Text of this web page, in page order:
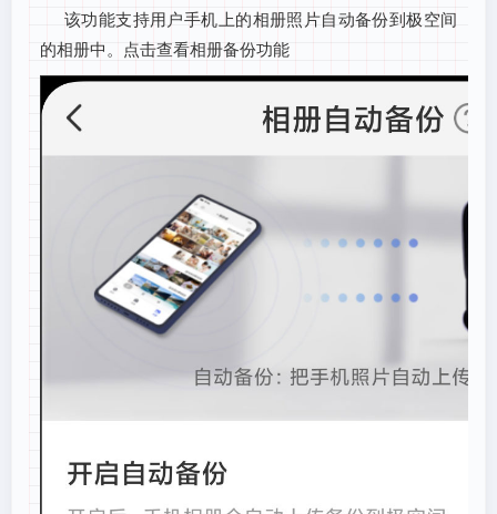
该功能支持用户手机上的相册照片自动备份到极空间
的相册中。点击查看相册备份功能